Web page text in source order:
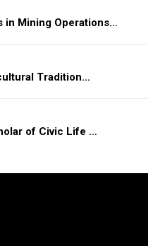
in Mining Operations…
Tradition…
of Civic Life …